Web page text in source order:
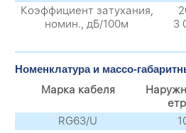
Коэффициент затухания,
номин., дБ/100м
3
Номенклатура и массо-
Марка кабеля
RG63/U